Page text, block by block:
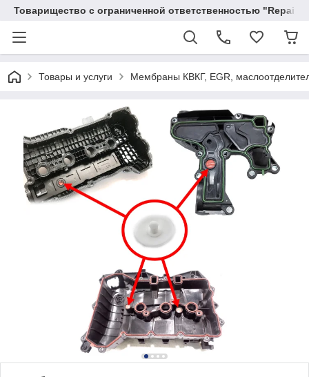
Товарищество с ограниченной ответственностью
Товары и услуги Мембраны КВКГ, EGR,